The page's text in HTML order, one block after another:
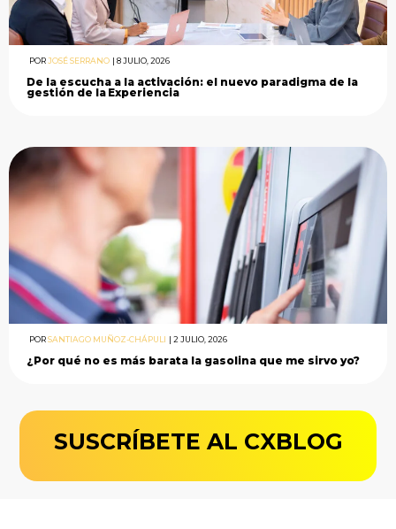
PORJOSÉ SERRANO 8 JULIO, 2026
De la escucha a la activación: el nuevo paradigma de la
gestión de la Experiencia
PORSANTIAGO MUÑOZ-CHÁPULI 2 JULIO, 2026
¿Por qué no es más barata la gasolina que me sirvo yo?
SUSCRÍBETE AL CXBLOG